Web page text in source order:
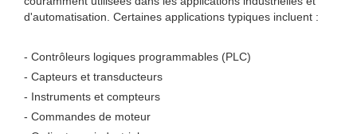
d'automatisation. Certaines applications typiques incluent :
- Contrôleurs logiques programmables (PLC)
- Capteurs et transducteurs
- Instruments et compteurs
- Commandes de moteur